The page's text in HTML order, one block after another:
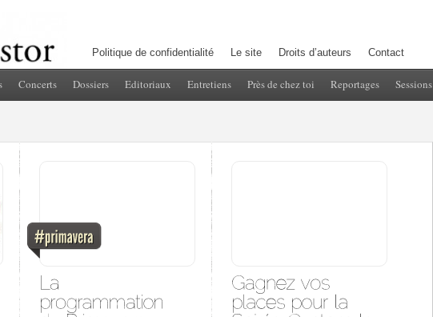
Politique de confidentialité Le site Droits d’auteurs Contact
Concerts Dossiers Editoriaux Entretiens Près de chez toi Reportages Sessions